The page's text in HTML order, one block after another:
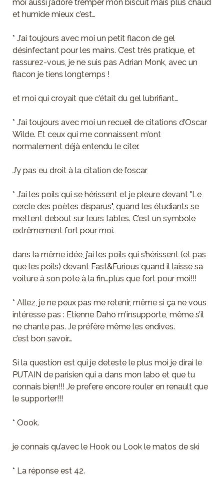
moi aussi j’adore tremper mon biscuit mais plus chaud
et humide mieux c’est…
* J’ai toujours avec moi un petit flacon de gel
désinfectant pour les mains. C’est très pratique, et
rassurez-vous, je ne suis pas Adrian Monk, avec un
flacon je tiens longtemps !
et moi qui croyait que c’était du gel lubrifiant…
* J’ai toujours avec moi un recueil de citations d’Oscar
Wilde. Et ceux qui me connaissent m’ont
normalement déjà entendu le citer.
J’y pas eu droit à la citation de l’oscar
* J’ai les poils qui se hérissent et je pleure devant "Le
cercle des poètes disparus", quand les étudiants se
mettent debout sur leurs tables. C’est un symbole
extrêmement fort pour moi.
dans la même idée, j’ai les poils qui s’hérissent (et pas
que les poils) devant Fast&Furious quand il laisse sa
voiture à son pote à la fin…plus que fort pour moi!!!
* Allez, je ne peux pas me retenir, même si ça ne vous
intéresse pas : Etienne Daho m’insupporte, même s’il
ne chante pas. Je préfère même les endives.
c’est bon savoir…
Si la question est qui je deteste le plus moi je dirai le
PUTAIN de parisien qui a dans mon labo et que tu
connais bien!!! Je prefere encore rouler en renault que
le supporter!!!
* Oook.
je connais qu’avec le Hook ou Look le matos de ski
* La réponse est 42.